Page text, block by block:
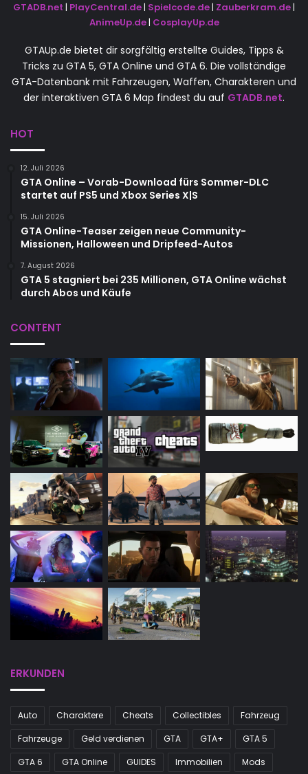
GTADB.net | PlayCentral.de| Spielcode.de| Zauberkram.de|
AnimeUp.de| CosplayUp.de
GTAUp.de bietet dir sorgfältig erstellte Guides, Tipps &
Tricks zu GTA 5, GTA Online und GTA 6. Die vollständige
GTA-Datenbank mit Fahrzeugen, Waffen, Charakteren und
der interaktiven GTA 6 Map findest du auf GTADB.net.
HOT
12. Juli 2026
GTA Online – Vorab-Download fürs Sommer-DLC
startet auf PS5 und Xbox Series X|S
15. Juli 2026
GTA Online-Teaser zeigen neue Community-
Missionen, Halloween und Dripfeed-Autos
7. August 2026
GTA 5 stagniert bei 235 Millionen, GTA Online wächst
durch Abos und Käufe
CONTENT
ERKUNDEN
Auto Charaktere Cheats Collectibles
Fahrzeug
Fahrzeuge
Geld verdienen GTA GTA+
GTA 5
GTA 6
GTA Online GUIDES Immobilien Mods